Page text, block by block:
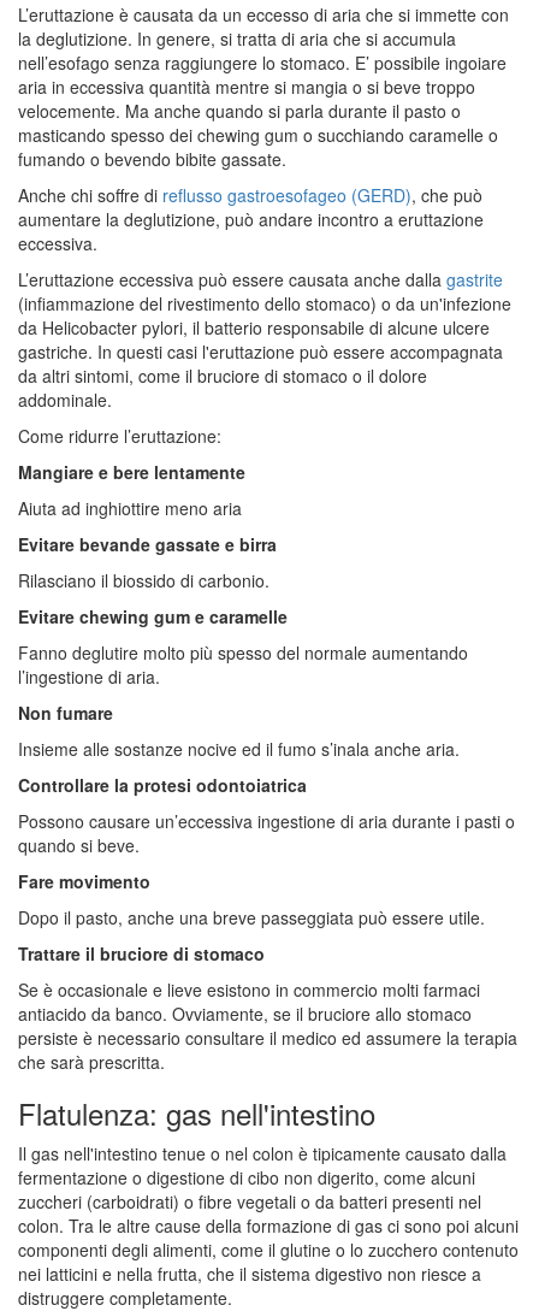
L’eruttazione è causata da un eccesso di aria che si immette con
la deglutizione. In genere, si tratta di aria che si accumula
nell’esofago senza raggiungere lo stomaco. E’ possibile ingoiare
aria in eccessiva quantità mentre si mangia o si beve troppo
velocemente. Ma anche quando si parla durante il pasto o
masticando spesso dei chewing gum o succhiando caramelle o
fumando o bevendo bibite gassate.
Anche chi soffre di reflusso gastroesofageo (GERD), che può
aumentare la deglutizione, può andare incontro a eruttazione
eccessiva.
L’eruttazione eccessiva può essere causata anche dalla gastrite
(infiammazione del rivestimento dello stomaco) o da un'infezione
da Helicobacter pylori, il batterio responsabile di alcune ulcere
gastriche. In questi casi l'eruttazione può essere accompagnata
da altri sintomi, come il bruciore di stomaco o il dolore
addominale.
Come ridurre l’eruttazione:
Mangiare e bere lentamente
Aiuta ad inghiottire meno aria
Evitare bevande gassate e birra
Rilasciano il biossido di carbonio.
Evitare chewing gum e caramelle
Fanno deglutire molto più spesso del normale aumentando
l’ingestione di aria.
Non fumare
Insieme alle sostanze nocive ed il fumo s’inala anche aria.
Controllare la protesi odontoiatrica
Possono causare un’eccessiva ingestione di aria durante i pasti o
quando si beve.
Fare movimento
Dopo il pasto, anche una breve passeggiata può essere utile.
Trattare il bruciore di stomaco
Se è occasionale e lieve esistono in commercio molti farmaci
antiacido da banco. Ovviamente, se il bruciore allo stomaco
persiste è necessario consultare il medico ed assumere la terapia
che sarà prescritta.
Flatulenza: gas nell'intestino
Il gas nell'intestino tenue o nel colon è tipicamente causato dalla
fermentazione o digestione di cibo non digerito, come alcuni
zuccheri (carboidrati) o fibre vegetali o da batteri presenti nel
colon. Tra le altre cause della formazione di gas ci sono poi alcuni
componenti degli alimenti, come il glutine o lo zucchero contenuto
nei latticini e nella frutta, che il sistema digestivo non riesce a
distruggere completamente.